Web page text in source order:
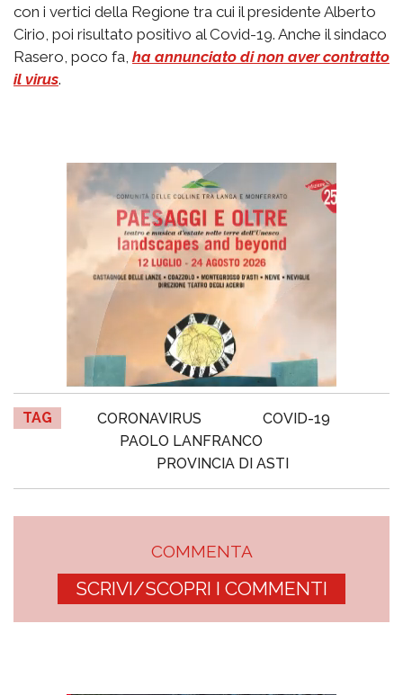
con i vertici della Regione tra cui il presidente Alberto
Cirio, poi risultato positivo al Covid-19. Anche il sindaco
Rasero, poco fa, ha annunciato di non aver contratto
il virus.
TAG CORONAVIRUS
COVID-19
PAOLO LANFRANCO
PROVINCIA DI ASTI
COMMENTA
SCRIVI/SCOPRI I COMMENTI